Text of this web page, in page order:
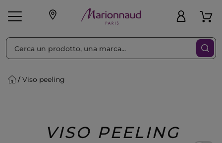
Make-up
Regalo
Viso peeling
VISO PEELING
Ordina per Filtra